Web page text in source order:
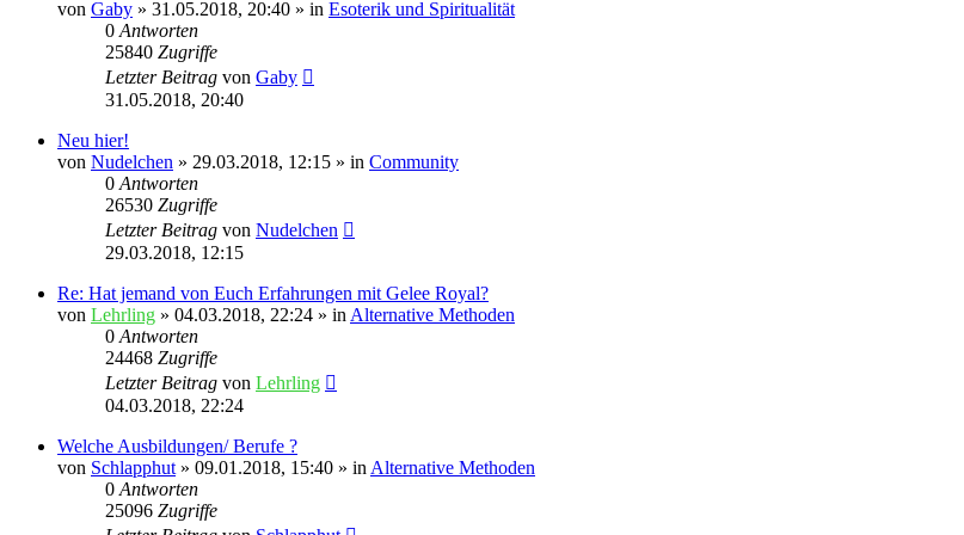
von Gaby » 31.05.2018, 20:40 » in Esoterik und Spiritualität
0 Antworten
25840 Zugriffe
Letzter Beitrag von Gaby
31.05.2018, 20:40
Neu hier!
von Nudelchen » 29.03.2018, 12:15 » in Community
0 Antworten
26530 Zugriffe
Letzter Beitrag von Nudelchen
29.03.2018, 12:15
Re: Hat jemand von Euch Erfahrungen mit Gelee Royal?
von Lehrling » 04.03.2018, 22:24 » in Alternative Methoden
0 Antworten
24468 Zugriffe
Letzter Beitrag von Lehrling
04.03.2018, 22:24
Welche Ausbildungen/ Berufe ?
von Schlapphut » 09.01.2018, 15:40 » in Alternative Methoden
0 Antworten
25096 Zugriffe